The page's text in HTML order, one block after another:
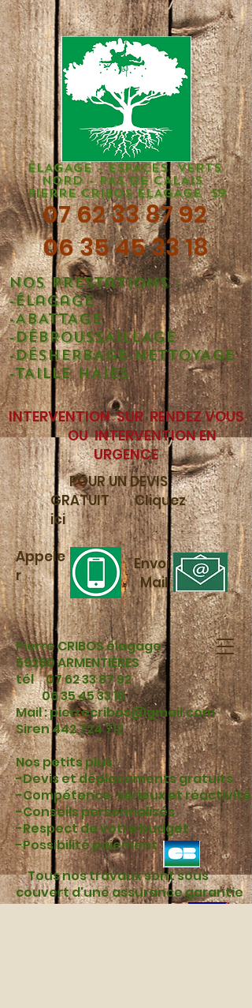
ÉLAGAGE - ESPACES VERTS
NORD - PAS DE CALAIS
Pierre CRIBOS ÉLAGAGE 59
07 62 33 87 92
06 35 45 33 18
Nos prestations :
-Élagage
-ABATTAGE
-DÉBROUSSAILLAGE
-DÉSHERBAGE-NETTOYAGE
-TAILLE HAIES
INTERVENTION SUR RENDEZ VOUS
OU INTERVENTION EN
URGENCE
POUR UN DEVIS
GRATUIT Cliquez
ici
Appele
r
Envoi
Mail
Pierre CRIBOS élagage
59280 ARMENTIÈRES
tél07 62 33 87 92
06 35 45 33 18
Mail : pierrecribos@gmail.com
Siren 442 724 712
Nos petits plus :
-Devis et déplacements gratuits
-Compétence, sérieux et réactivité
-Conseils personnalisés
-Respect de votre budget
-Possibilité paiement
Tous nos travaux sont sous
couvert d'une assurance garantie
responsabilité civile